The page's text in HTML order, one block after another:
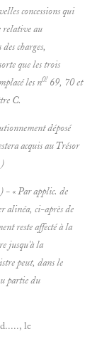
concessions qui
relative au
charges,
que les trois
les n0! 69, 70 et
C.
déposé
acquis au Trésor
- « Par applic. de
alinéa, ci-après de
reste affecté à la
jusqu'à la
peut, dans le
partie du
le